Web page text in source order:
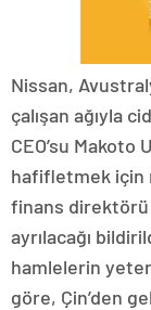
Nissan,
çalışan ağıyla
CEO’su
hafifletmek için
finans direktörü
ayrılacağı
hamlelerin
göre, Çin’den